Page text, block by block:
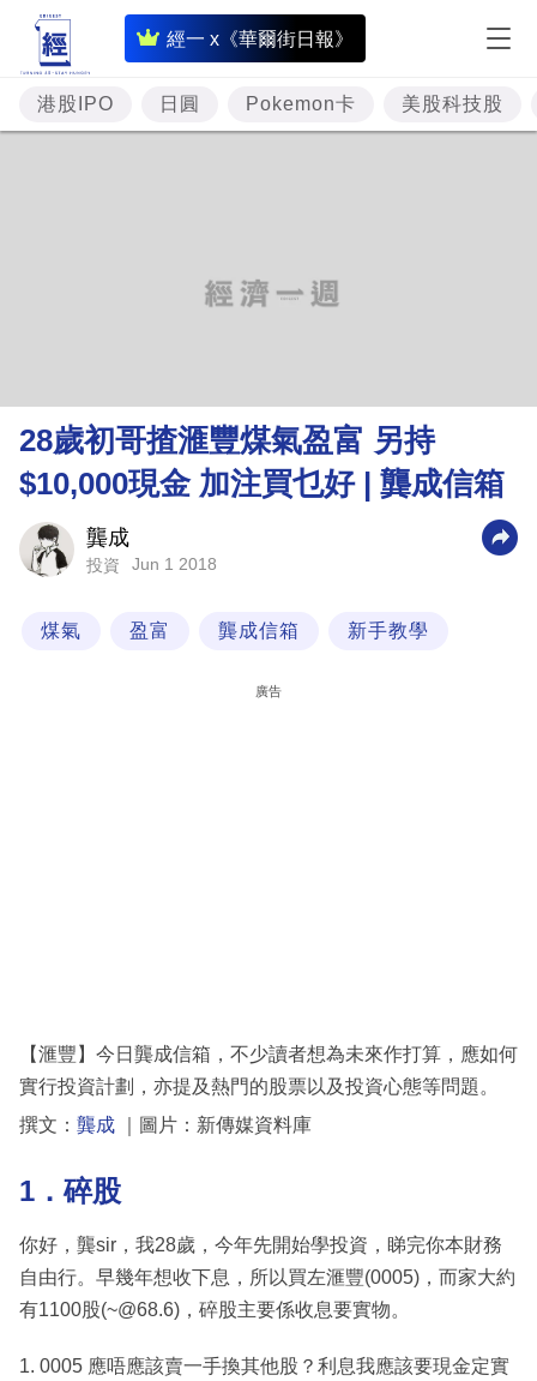
經一 x《華爾街日報》
即
時
財
經
理
財
商
科
區
港股IPO 日圓 Pokemon卡 美股科技股
28歲初哥揸滙豐煤氣盈富 另持
$10,000現金 加注買乜好 | 龔成信箱
龔成
投資 Jun 1 2018
煤氣 盈富 龔成信箱 新手教學
廣告
【滙豐】今日龔成信箱，不少讀者想為未來作打算，應如何
實行投資計劃，亦提及熱門的股票以及投資心態等問題。
撰文： 龔成 ｜圖片：新傳媒資料庫
1．碎股
你好，龔sir，我28歲，今年先開始學投資，睇完你本財務
自由行。早幾年想收下息，所以買左滙豐(0005)，而家大約
有1100股(~@68.6)，碎股主要係收息要實物。
1. 0005 應唔應該賣一手換其他股？利息我應該要現金定實